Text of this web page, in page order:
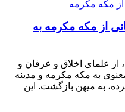
از مکه مکرمه به
از علمای اخلاق و عرفان و
به مکه مکرمه و مدینه
به میهن بازگشت. این